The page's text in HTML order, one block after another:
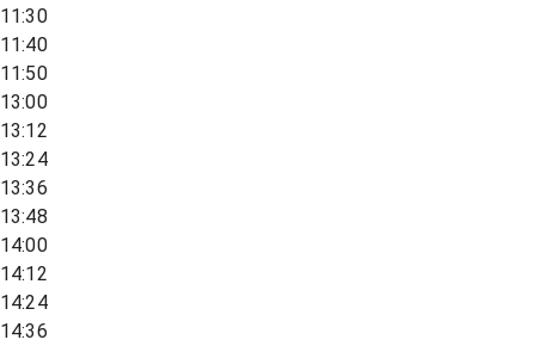
11:30
11:40
11:50
13:00
13:12
13:24
13:36
13:48
14:00
14:12
14:24
14:36